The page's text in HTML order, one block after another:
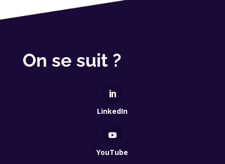
On se suit ?
LinkedIn
YouTube